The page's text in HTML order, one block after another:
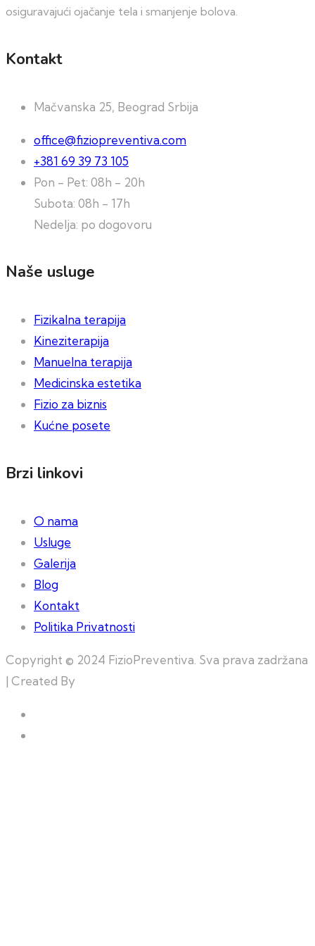
osiguravajući ojačanje tela i smanjenje bolova.
Kontakt
Mačvanska 25, Beograd Srbija
office@fiziopreventiva.com
+381 69 39 73 105
Pon - Pet: 08h - 20h
Subota: 08h - 17h
Nedelja: po dogovoru
Naše usluge
Fizikalna terapija
Kineziterapija
Manuelna terapija
Medicinska estetika
Fizio za biznis
Kućne posete
Brzi linkovi
O nama
Usluge
Galerija
Blog
Kontakt
Politika Privatnosti
Copyright © 2024 FizioPreventiva. Sva prava zadržana
| Created By